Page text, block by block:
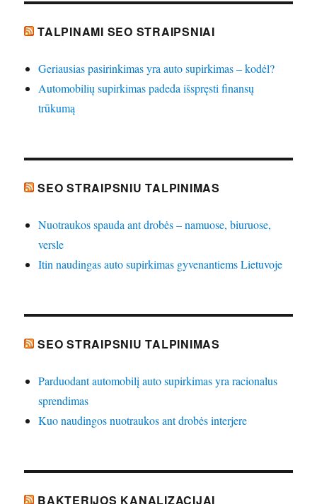
TALPINAMI SEO STRAIPSNIAI
Geriausias pasirinkimas yra auto supirkimas – kodėl?
Automobilių supirkimas padeda išspręsti finansų
trūkumą
SEO STRAIPSNIU TALPINIMAS
Nuotraukos spauda ant drobės – namuose, biuruose,
versle
Itin naudingas auto supirkimas gyvenantiems Lietuvoje
SEO STRAIPSNIU TALPINIMAS
Parduodant automobilį auto supirkimas yra racionalus
sprendimas
Kuo naudingos nuotraukos ant drobės interjere
BAKTERIJOS KANALIZACIJAI